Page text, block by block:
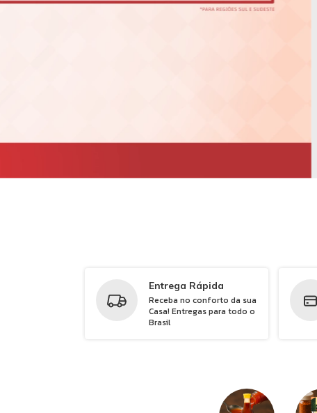
Entrega Rápida
Receba no conforto da sua
Casa! Entregas para todo o
Brasil